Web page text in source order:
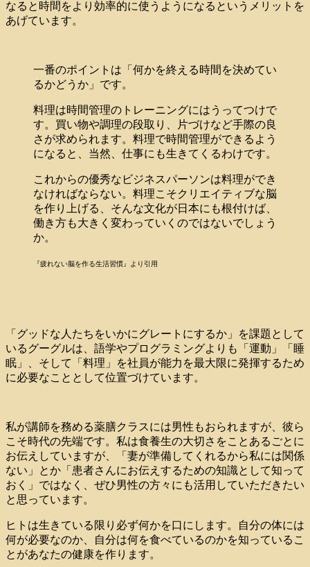
なると時間をより効率的に使うようになるというメリットを
あげています。
一番のポイントは「何かを終える時間を決めてい
るかどうか」です。
料理は時間管理のトレーニングにはうってつけで
す。買い物や調理の段取り、片づけなど手際の良
さが求められます。料理で時間管理ができるよう
になると、当然、仕事にも生きてくるわけです。
これからの優秀なビジネスパーソンは料理ができ
なければならない。料理こそクリエイティブな脳
を作り上げる、そんな文化が日本にも根付けば、
働き方も大きく変わっていくのではないでしょう
か。
『疲れない脳を作る生活習慣』より引用
「グッドな人たちをいかにグレートにするか」を課題として
いるグーグルは、語学やプログラミングよりも「運動」「睡
眠」、そして「料理」を社員が能力を最大限に発揮するため
に必要なこととして位置づけています。
私が講師を務める薬膳クラスには男性もおられますが、彼ら
こそ時代の先端です。私は食養生の大切さをことあるごとに
お伝えしていますが、「妻が準備してくれるから私には関係
ない」とか「患者さんにお伝えするための知識として知って
おく」ではなく、ぜひ男性の方々にも活用していただきたい
と思っています。
ヒトは生きている限り必ず何かを口にします。自分の体には
何が必要なのか、自分は何を食べているのかを知っているこ
とがあなたの健康を作ります。